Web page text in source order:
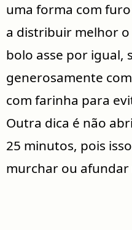
uma forma com
a distribuir melhor
bolo asse por igual,
generosamente
com farinha para
Outra dica é não
25 minutos, pois
murchar ou afundar